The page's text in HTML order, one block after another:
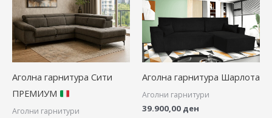
Аголна гарнитура Сити
ПРЕМИУМ
Аголни гарнитури
Аголна гарнитура Шарлота
Аголни гарнитури
39.900,00 ден